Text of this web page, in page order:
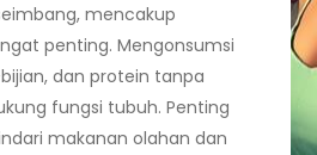
mencakup
penting. Mengonsumsi
dan protein tanpa
fungsi tubuh. Penting
makanan olahan dan